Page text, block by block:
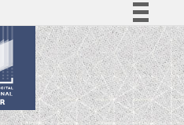
Simplifique!
Comunica BR
Participe
Acesso à informação